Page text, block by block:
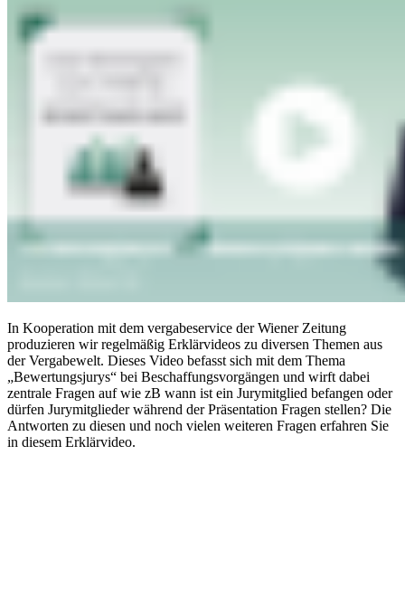
In Kooperation mit dem vergabeservice der Wiener Zeitung
produzieren wir regelmäßig Erklärvideos zu diversen Themen aus
der Vergabewelt. Dieses Video befasst sich mit dem Thema
„Bewertungsjurys“ bei Beschaffungsvorgängen und wirft dabei
zentrale Fragen auf wie zB wann ist ein Jurymitglied befangen oder
dürfen Jurymitglieder während der Präsentation Fragen stellen? Die
Antworten zu diesen und noch vielen weiteren Fragen erfahren Sie
in diesem Erklärvideo.